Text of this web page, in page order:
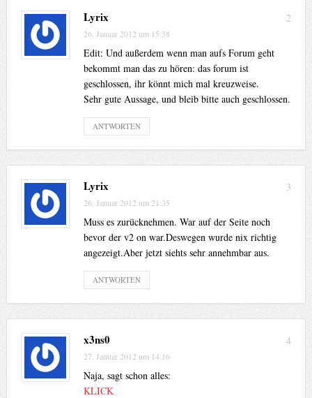
2
Lyrix
26. Januar 2012 um 15:38
Edit: Und außerdem wenn man aufs Forum geht
bekommt man das zu hören: das forum ist
geschlossen, ihr könnt mich mal kreuzweise.
Sehr gute Aussage, und bleib bitte auch geschlossen.
ANTWORTEN
3
Lyrix
26. Januar 2012 um 21:35
Muss es zurücknehmen. War auf der Seite noch
bevor der v2 on war.Deswegen wurde nix richtig
angezeigt.Aber jetzt siehts sehr annehmbar aus.
ANTWORTEN
4
x3ns0
27. Januar 2012 um 14:16
Naja, sagt schon alles:
KLICK